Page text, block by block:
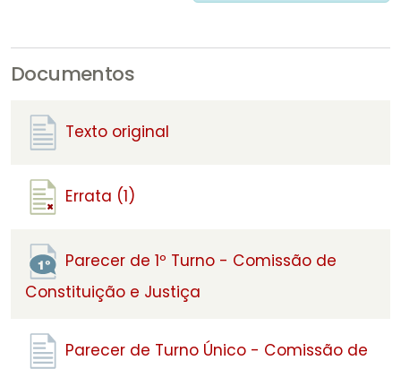
Documentos
Texto original
Errata (1)
Parecer de 1º Turno - Comissão de
Constituição e Justiça
Parecer de Turno Único - Comissão de